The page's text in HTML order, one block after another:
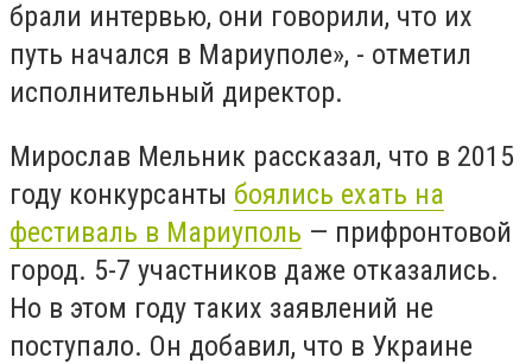
брали интервью, они говорили, что их
путь начался в Мариуполе», - отметил
исполнительный директор.
Мирослав Мельник рассказал, что в 2015
году конкурсанты боялись ехать на
фестиваль в Мариуполь — прифронтовой
город. 5-7 участников даже отказались.
Но в этом году таких заявлений не
поступало. Он добавил, что в Украине